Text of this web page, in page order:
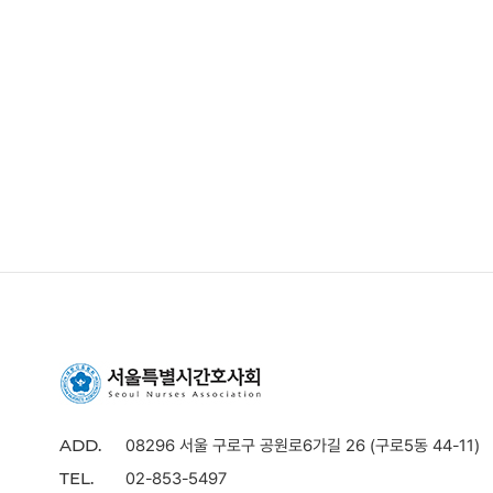
ADD. 08296 서울 구로구 공원로6가길 26 (구로5동 44-11)
TEL. 02-853-5497